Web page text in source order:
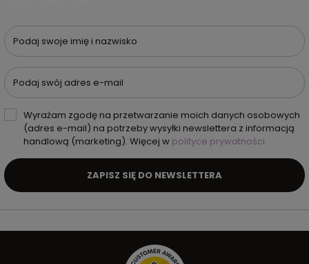
Podaj swoje imię i nazwisko
Podaj swój adres e-mail
Wyrażam zgodę na przetwarzanie moich danych osobowych
(adres e-mail) na potrzeby wysyłki newslettera z informacją
handlową (marketing). Więcej w polityce prywatności.
ZAPISZ SIĘ DO NEWSLETTERA